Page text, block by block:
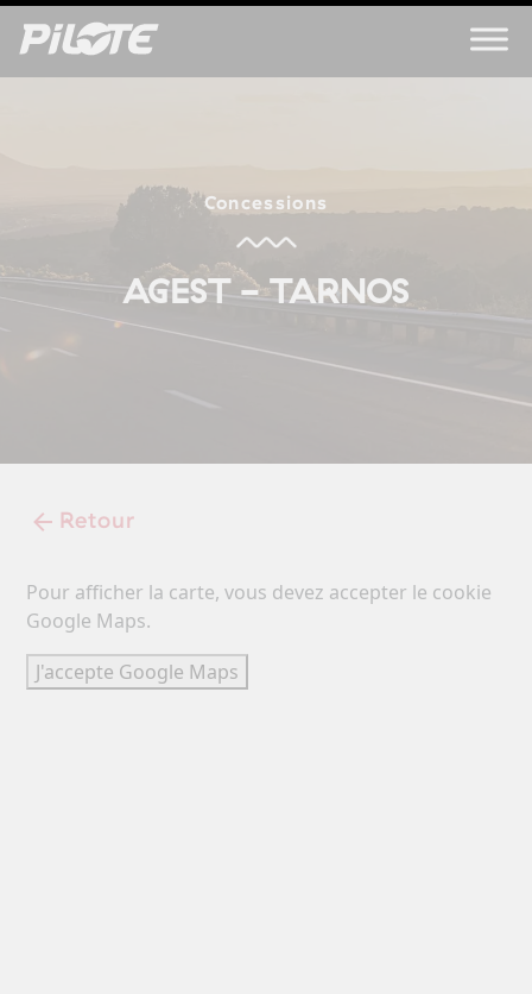
Concessions
AGEST - TARNOS
Retour
Pour afficher la carte, vous devez accepter le cookie
Google Maps.
J'accepte Google Maps